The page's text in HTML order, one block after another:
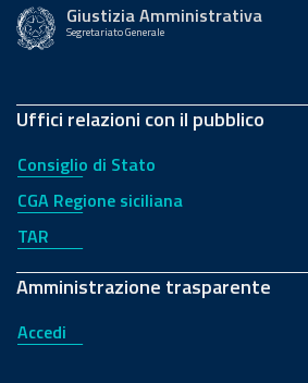
Giustizia Amministrativa
Segretariato Generale
Uffici relazioni con il pubblico
Consiglio di Stato
CGA Regione siciliana
TAR
Amministrazione trasparente
Accedi